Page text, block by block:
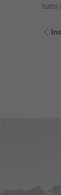
tutto